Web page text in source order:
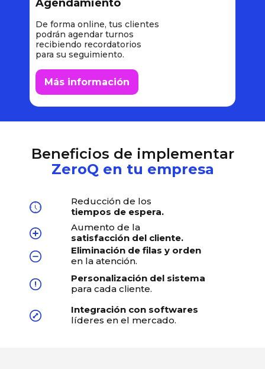
Agendamiento
De forma online, tus clientes
podrán agendar turnos
recibiendo recordatorios
para su seguimiento.
Más información
Beneficios de implementar
ZeroQ en tu empresa
Reducción de los
tiempos de espera.
Aumento de la
satisfacción del cliente.
Eliminación de filas y orden
en la atención.
Personalización del sistema
para cada cliente.
Integración con softwares
líderes en el mercado.